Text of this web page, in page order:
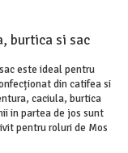
burtica si sac
este ideal pentru
din catifea si
caciula, burtica
in partea de jos sunt
pentru roluri de Mos